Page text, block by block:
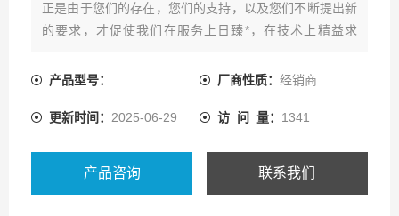
正是由于您们的存在，您们的支持，以及您们不断提出新
的要求，才促使我们在服务上日臻*，在技术上精益求
产品型号：
厂商性质： 经销商
更新时间： 2025-06-29 访 问 量： 1341
产品咨询 联系我们